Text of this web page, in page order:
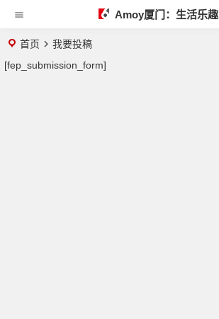
Amoy厦门：生活乐趣
首页
我要投稿
[fep_submission_form]